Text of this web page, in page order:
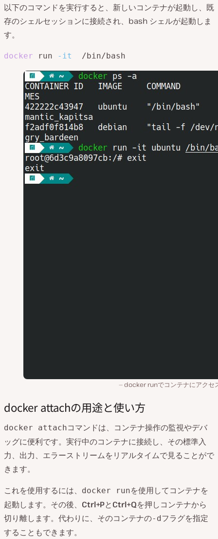
以下のコマンドを実行すると、新しいコンテナが起動し、既
存のシェルセッションに接続され、bash シェルが起動しま
す。
docker run -it
  /bin/bash
docker runでコンテナにアクセ
docker attachの用途と使い方
docker attachコマンドは、コンテナ操作の監視やデバ
ッグに便利です。実行中のコンテナに接続し、その標準入
力、出力、エラーストリームをリアルタイムで見ることがで
きます。
これを使用するには、
docker runを使用してコンテナを
起動します。その後、 Ctrl+PとCtrl+Qを押しコンテナから
切り離します。代わりに、そのコンテナの-dフラグを指定
することもできます。